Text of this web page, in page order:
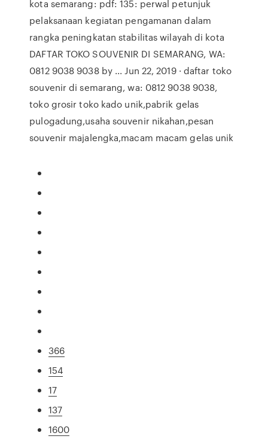
kota semarang: pdf: 135: perwal petunjuk
pelaksanaan kegiatan pengamanan dalam
rangka peningkatan stabilitas wilayah di kota
DAFTAR TOKO SOUVENIR DI SEMARANG, WA:
0812 9038 9038 by ... Jun 22, 2019 · daftar toko
souvenir di semarang, wa: 0812 9038 9038,
toko grosir toko kado unik,pabrik gelas
pulogadung,usaha souvenir nikahan,pesan
souvenir majalengka,macam macam gelas unik
366
154
17
137
1600